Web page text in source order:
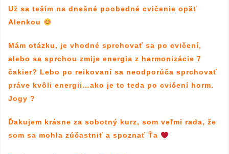
Už sa teším na dnešné poobedné cvičenie opäť
Alenkou
Mám otázku, je vhodné sprchovať sa po cvičení,
alebo sa sprchou zmije energia z harmonizácie 7
čakier? Lebo po reikovaní sa neodporúča sprchovať
práve kvôli energii…ako je to teda po cvičení horm.
Jogy ?
Ďakujem krásne za sobotný kurz, som veľmi rada, že
som sa mohla zúčastniť a spoznať Ťa